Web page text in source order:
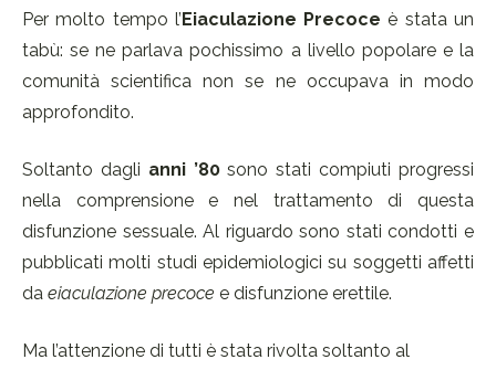
Per molto tempo l’ Eiaculazione Precoce è stata un
tabù: se ne parlava pochissimo a livello popolare e la
comunità scientifica non se ne occupava in modo
approfondito.
Soltanto dagli anni ’80sono stati compiuti progressi
nella comprensione e nel trattamento di questa
disfunzione sessuale. Al riguardo sono stati condotti e
pubblicati molti studi epidemiologici su soggetti affetti
da eiaculazione precoce e disfunzione erettile.
Ma l’attenzione di tutti è stata rivolta soltanto al